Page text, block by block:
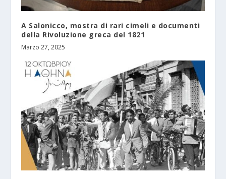
A Salonicco, mostra di rari cimeli e documenti
della Rivoluzione greca del 1821
Marzo 27, 2025